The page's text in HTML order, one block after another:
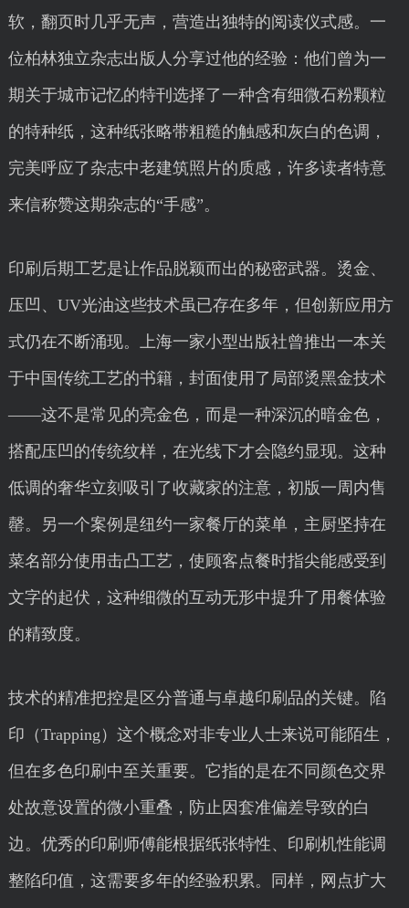
软，翻页时几乎无声，营造出独特的阅读仪式感。一
位柏林独立杂志出版人分享过他的经验：他们曾为一
期关于城市记忆的特刊选择了一种含有细微石粉颗粒
的特种纸，这种纸张略带粗糙的触感和灰白的色调，
完美呼应了杂志中老建筑照片的质感，许多读者特意
来信称赞这期杂志的“手感”。
印刷后期工艺是让作品脱颖而出的秘密武器。烫金、
压凹、UV光油这些技术虽已存在多年，但创新应用方
式仍在不断涌现。上海一家小型出版社曾推出一本关
于中国传统工艺的书籍，封面使用了局部烫黑金技术
——这不是常见的亮金色，而是一种深沉的暗金色，
搭配压凹的传统纹样，在光线下才会隐约显现。这种
低调的奢华立刻吸引了收藏家的注意，初版一周内售
罄。另一个案例是纽约一家餐厅的菜单，主厨坚持在
菜名部分使用击凸工艺，使顾客点餐时指尖能感受到
文字的起伏，这种细微的互动无形中提升了用餐体验
的精致度。
技术的精准把控是区分普通与卓越印刷品的关键。陷
印（Trapping）这个概念对非专业人士来说可能陌生，
但在多色印刷中至关重要。它指的是在不同颜色交界
处故意设置的微小重叠，防止因套准偏差导致的白
边。优秀的印刷师傅能根据纸张特性、印刷机性能调
整陷印值，这需要多年的经验积累。同样，网点扩大